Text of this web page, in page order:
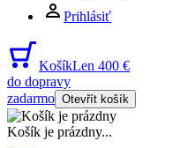
Prihlásiť
KošíkLen 400 €
do dopravy
zadarmo Otevřít košík
Košík je prázdny...